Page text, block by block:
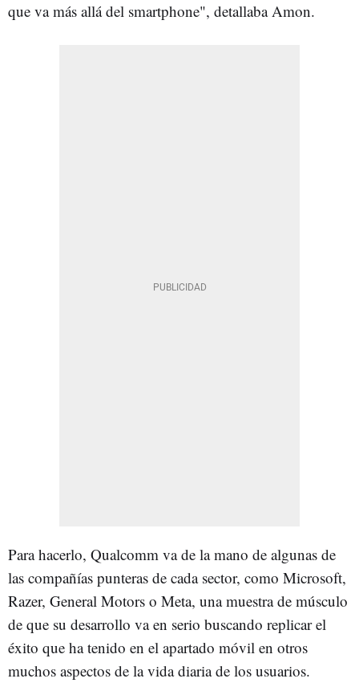
que va más allá del smartphone", detallaba Amon.
Para hacerlo, Qualcomm va de la mano de algunas de
las compañías punteras de cada sector, como Microsoft,
Razer, General Motors o Meta, una muestra de músculo
de que su desarrollo va en serio buscando replicar el
éxito que ha tenido en el apartado móvil en otros
muchos aspectos de la vida diaria de los usuarios.